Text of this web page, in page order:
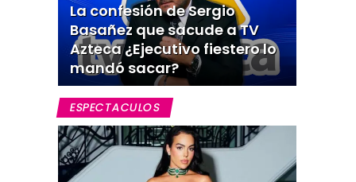
La confesión de Sergio
Basañez que sacude a TV
Azteca ¿Ejecutivo fiestero lo
mandó sacar?
ESPECTACULOS